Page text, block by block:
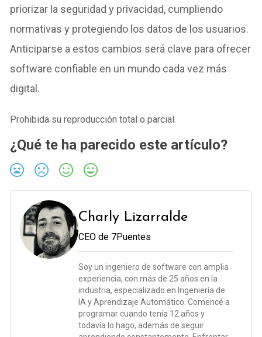
priorizar la seguridad y privacidad, cumpliendo
normativas y protegiendo los datos de los usuarios.
Anticiparse a estos cambios será clave para ofrecer
software confiable en un mundo cada vez más
digital.
Prohibida su reproducción total o parcial.
¿Qué te ha parecido este artículo?
Charly Lizarralde
CEO de 7Puentes
Soy un ingeniero de software con amplia
experiencia, con más de 25 años en la
industria, especializado en Ingeniería de
IA y Aprendizaje Automático. Comencé a
programar cuando tenía 12 años y
todavía lo hago, además de seguir